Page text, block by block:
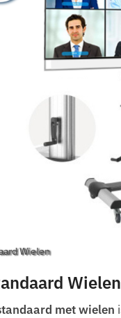
Wielen
met wielen